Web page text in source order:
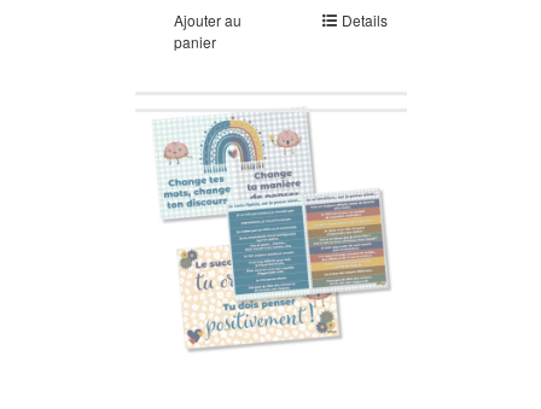
Ajouter au
panier
Details